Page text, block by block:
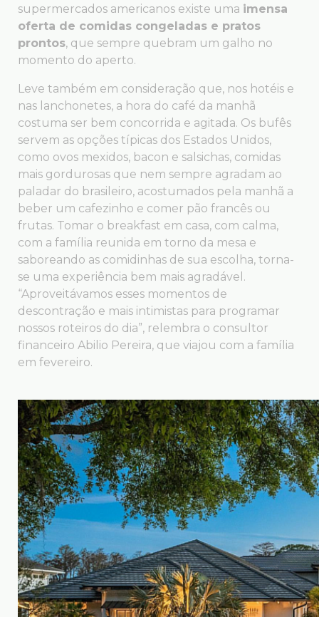
supermercados americanos existe uma imensa
oferta de comidas congeladas e pratos
prontos, que sempre quebram um galho no
momento do aperto.
Leve também em consideração que, nos hotéis e
nas lanchonetes, a hora do café da manhã
costuma ser bem concorrida e agitada. Os bufês
servem as opções típicas dos Estados Unidos,
como ovos mexidos, bacon e salsichas, comidas
mais gordurosas que nem sempre agradam ao
paladar do brasileiro, acostumados pela manhã a
beber um cafezinho e comer pão francês ou
frutas. Tomar o breakfast em casa, com calma,
com a família reunida em torno da mesa e
saboreando as comidinhas de sua escolha, torna-
se uma experiência bem mais agradável.
“Aproveitávamos esses momentos de
descontração e mais intimistas para programar
nossos roteiros do dia”, relembra o consultor
financeiro Abilio Pereira, que viajou com a família
em fevereiro.